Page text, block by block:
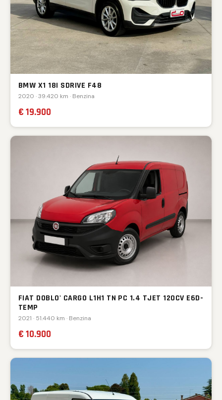
BMW X1 18I SDRIVE F48
2020 · 39.420 km · Benzina
€ 19.900
FIAT DOBLO' CARGO L1H1 TN PC 1.4 TJET 120CV E6D-
TEMP
2021 · 51.440 km · Benzina
€ 10.900